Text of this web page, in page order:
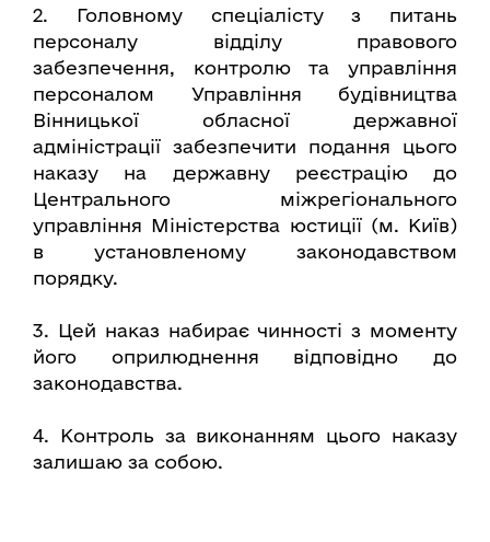
2. Головному спеціалісту з питань
персоналу відділу правового
забезпечення, контролю та управління
персоналом Управління будівництва
Вінницької обласної державної
адміністрації забезпечити подання цього
наказу на державну реєстрацію до
Центрального міжрегіонального
управління Міністерства юстиції (м. Київ)
в установленому законодавством
порядку.
3. Цей наказ набирає чинності з моменту
його оприлюднення відповідно до
законодавства.
4. Контроль за виконанням цього наказу
залишаю за собою.